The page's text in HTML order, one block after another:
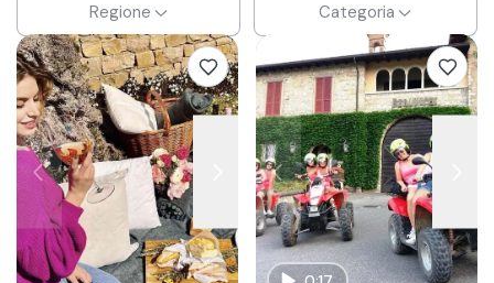
Regione Categoria